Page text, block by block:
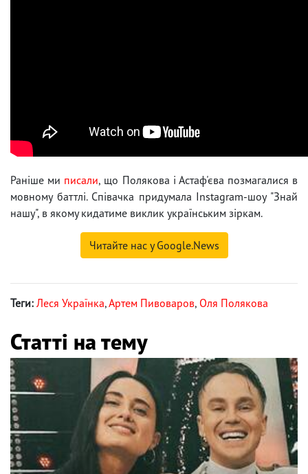
Раніше ми писали, що Полякова і Астаф'єва позмагалися в
мовному баттлі. Співачка придумала Instagram-шоу "Знай
нашу", в якому кидатиме виклик українським зіркам.
Читайте нас у Google.News
Теги: Леся Українка,Артем Пивоваров, Оля Полякова
Статті на тему